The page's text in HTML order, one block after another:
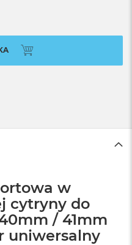
w
cytryny do
/ 41mm
uniwersalny